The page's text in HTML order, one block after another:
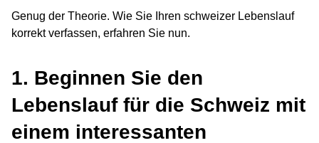
Genug der Theorie. Wie Sie Ihren schweizer Lebenslauf
korrekt verfassen, erfahren Sie nun.
1. Beginnen Sie den
Lebenslauf für die Schweiz mit
einem interessanten